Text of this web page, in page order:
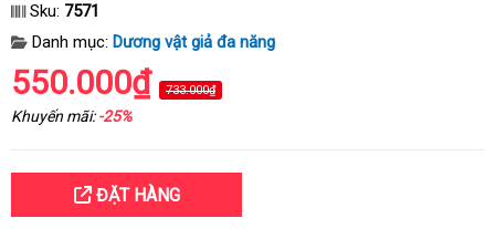
Sku: 7571
Danh mục: Dương vật giả đa năng
550.000₫ 733.000₫
Khuyến mãi:-25%
ĐẶT HÀNG